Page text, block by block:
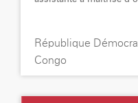
République
Congo